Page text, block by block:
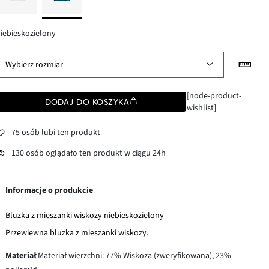
Wybierz rozmiar
DODAJ DO KOSZYKA
[node-product-
wishlist]
75 osób lubi ten produkt
130 osób oglądało ten produkt w ciągu 24h
Informacje o produkcie
Bluzka z mieszanki wiskozy niebieskozielony
Przewiewna bluzka z mieszanki wiskozy.
MateriałMateriał wierzchni: 77% Wiskoza (zweryfikowana), 23%